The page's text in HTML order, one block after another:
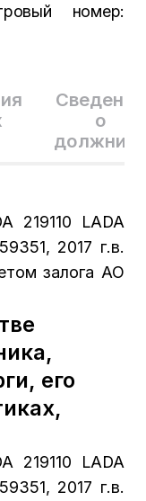
Сведения
о
219110 LADA
2017 г.в.
залога АО
его
219110 LADA
2017 г.в.
номер: